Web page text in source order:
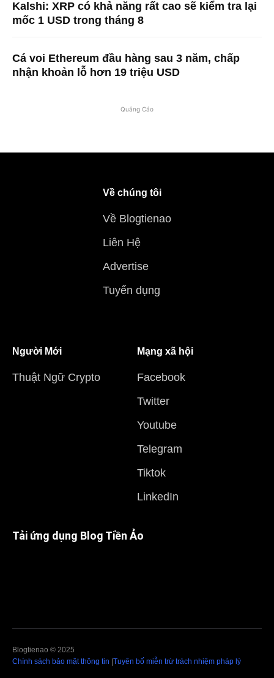
Kalshi: XRP có khả năng rất cao sẽ kiểm tra lại
mốc 1 USD trong tháng 8
Cá voi Ethereum đầu hàng sau 3 năm, chấp
nhận khoản lỗ hơn 19 triệu USD
Quảng Cáo
Về chúng tôi
Về Blogtienao
Liên Hệ
Advertise
Tuyển dụng
Người Mới
Thuật Ngữ Crypto
Mạng xã hội
Facebook
Twitter
Youtube
Telegram
Tiktok
LinkedIn
Tải ứng dụng Blog Tiền Ảo
Blogtienao © 2025
Chính sách bảo mật thông tin Tuyên bố miễn trừ trách nhiệm pháp lý